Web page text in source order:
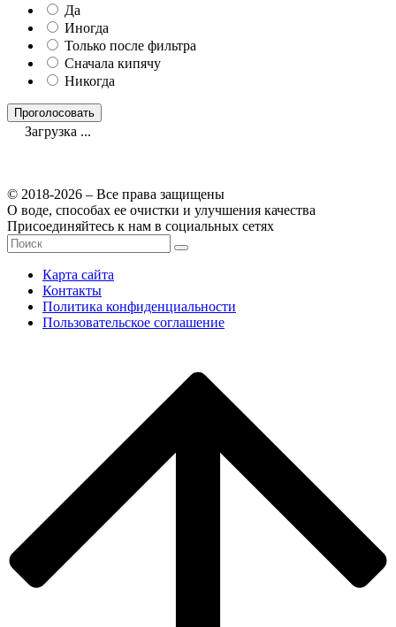
Да
Иногда
Только после фильтра
Сначала кипячу
Никогда
Загрузка ...
© 2018-2026 – Все права защищены
О воде, способах ее очистки и улучшения качества
Присоединяйтесь к нам в социальных сетях
Карта сайта
Контакты
Политика конфиденциальности
Пользовательское соглашение